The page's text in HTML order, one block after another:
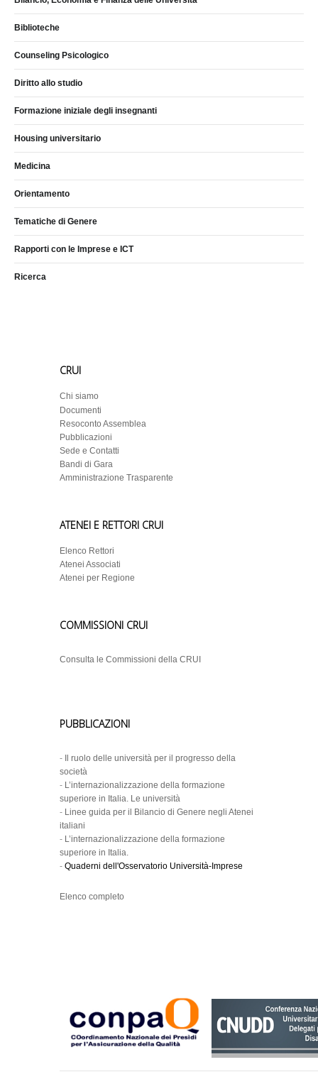
Biblioteche
Counseling Psicologico
Diritto allo studio
Formazione iniziale degli insegnanti
Housing universitario
Medicina
Orientamento
Tematiche di Genere
Rapporti con le Imprese e ICT
Ricerca
CRUI
Chi siamo
Documenti
Resoconto Assemblea
Pubblicazioni
Sede e Contatti
Bandi di Gara
Amministrazione Trasparente
ATENEI E RETTORI CRUI
Elenco Rettori
Atenei Associati
Atenei per Regione
COMMISSIONI CRUI
Consulta le Commissioni della CRUI
PUBBLICAZIONI
-
Il ruolo delle università per il progresso della
società
- L’internazionalizzazione della formazione
superiore in Italia. Le università
- Linee guida per il Bilancio di Genere negli Atenei
italiani
- L’internazionalizzazione della formazione
superiore in Italia.
- Quaderni dell'Osservatorio Università-Imprese
Elenco completo